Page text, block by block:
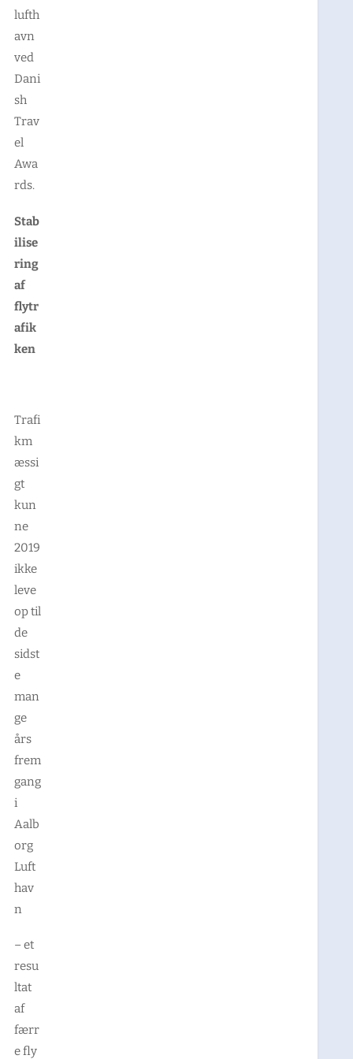
lufth
avn
ved
Dani
sh
Trav
el
Awa
rds.
Stab
ilise
ring
af
flytr
afik
ken
Trafi
km
æssi
gt
kun
ne
2019
ikke
leve
op til
de
sidst
e
man
ge
års
frem
gang
i
Aalb
org
Luft
hav
n
– et
resu
ltat
af
færr
e fly